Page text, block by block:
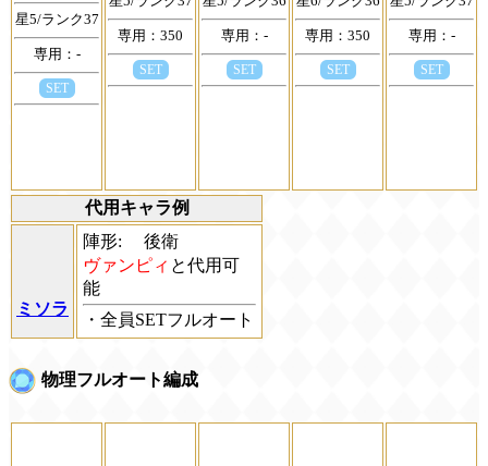
星5/ランク37
専用：-
SET
専用：350
SET
専用：-
SET
専用：350
SET
専用：-
SET
代用キャラ例
ミソラ
陣形:
後衛
ヴァンピィ と代用可
能
・全員SETフルオート
物理フルオート編成